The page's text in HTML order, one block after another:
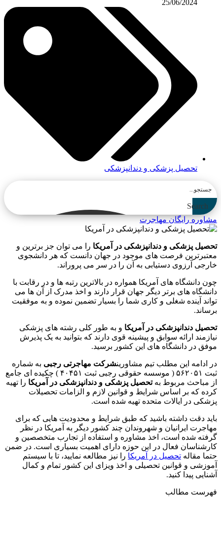
25/06/2024
تحصیل پزشکی و دندانپزشکی
Search
مشاوره رایگان مهاجرت
تحصیل پزشکی و دندانپزشکی در آمریکا را می توان جز برترین و
معتبرترین فرصت های موجود در جهان دانست که هر دانشجوی
خارجی آرزوی دستیابی به آن را در سر می پروراند.
چون دانشگاه های آمریکا همواره در بالاترین رتبه ها و در رقابت با
دانشگاه های برتر دیگر جهان قرار دارند و اخذ مدرک از آن ها می
تواند آینده شغلی و کاری شما را بسیار تضمین نموده و به موفقیت
برساند.
تحصیل دندانپزشکی در آمریکا و به طور کلی رشته های پزشکی
نیازمند ارائه سوابق و پیشینه قوی دارند که بتوانید به یک پذیرش
موفق در دانشگاه های این کشور برسید.
در ادامه این مطلب تیم مشاورینشرکت مهاجرتی رجبی به شماره
ثبت ۵۶۲۰۵۱ ( موسسه حقوقی رجبی ثبت ۴۰۴۵۱ ) چکیده ای جامع
از مباحث مربوط بهتحصیل پزشکی و دندانپزشکی در آمریکا را تهیه
کرده که بر اساس شرایط و قوانین لازم و الزامات تحصیلات
پزشکی در ایالات متحده تهیه شده است.
باید دقت داشته باشید که طبق شرایط و محدودیت هایی که برای
مهاجرت ایرانیان و شهروندان چند کشور دیگر به آمریکا در نظر
گرفته شده است، اخذ مشاوره و استفاده از تجارب متخصصین و
کارشناسان فعال در این حوزه دارای اهمیت بسیاری است. در ضمن
حتما مقاله تحصیل در آمریکا را نیز مطالعه نمایید، تا با سیستم
آموزشی و قوانین تحصیلی و اخذ ویزای این کشور تمام و کمال
آشنایی پیدا کنید.
فهرست مطالب